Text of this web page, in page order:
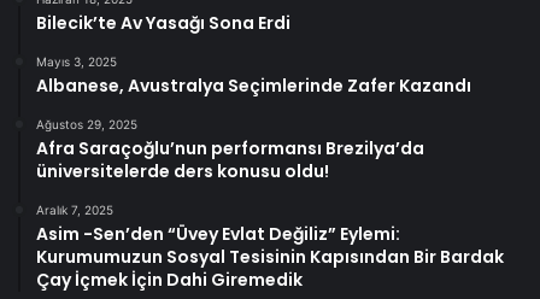
Bilecik’te Av Yasağı Sona Erdi
Mayıs 3, 2025
Albanese, Avustralya Seçimlerinde Zafer Kazandı
Ağustos 29, 2025
Afra Saraçoğlu’nun performansı Brezilya’da
üniversitelerde ders konusu oldu!
Aralık 7, 2025
Asim -Sen’den “Üvey Evlat Değiliz” Eylemi:
Kurumumuzun Sosyal Tesisinin Kapısından Bir Bardak
Çay İçmek İçin Dahi Giremedik